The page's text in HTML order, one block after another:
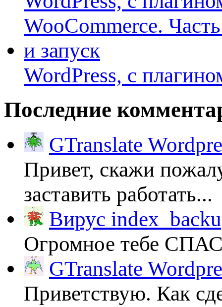
WordPress, с
Последние
GTranslate
Привет, скажи
заставить работать...
Вирус
Огромное тебе
GTranslate
Приветствую. Как